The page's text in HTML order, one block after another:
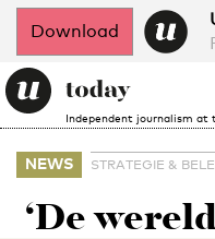
Download
Independent journalism at
NEWS STRATEGIE &
‘De